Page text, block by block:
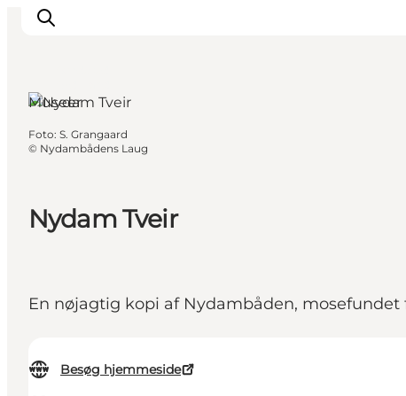
Oplevelser
Overnatning
Nydam Tveir
En nøjagtig kopi af Nydambåden, mosefundet
Besøg hjemmeside
Museer
Foto: S. Grangaard
© Nydambådens Laug